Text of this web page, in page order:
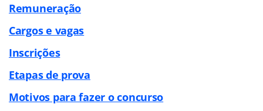
Remuneração
Cargos e vagas
Inscrições
Etapas de prova
Motivos para fazer o concurso